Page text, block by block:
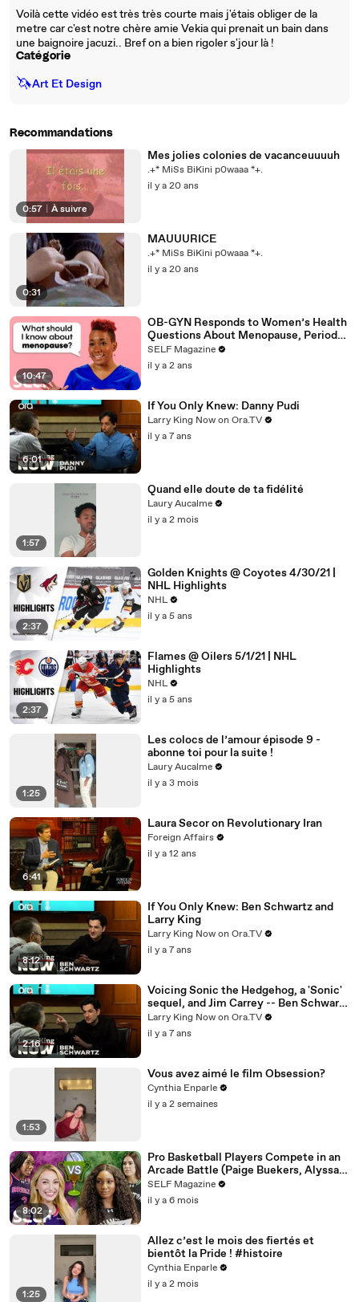
Voilà cette vidéo est très très courte mais j'étais obliger de la
metre car c'est notre chère amie Vekia qui prenait un bain dans
une baignoire jacuzi.. Bref on a bien rigoler s'jour là !
Catégorie
🦄Art Et Design
Recommandations
0:57 À suivre
Mes jolies colonies de vacanceuuuuh
.+* MiSs BiKini p0waaa *+.
il y a 20 ans
0:31
MAUUURICE
.+* MiSs BiKini p0waaa *+.
il y a 20 ans
10:47
OB-GYN Responds to Women’s Health
Questions About Menopause, Periods
& More
SELF Magazine
il y a 2 ans
6:01
If You Only Knew: Danny Pudi
Larry King Now on Ora.TV
il y a 7 ans
1:57
Quand elle doute de ta fidélité
Laury Aucalme
il y a 2 mois
2:37
Golden Knights @ Coyotes 4/30/21 |
NHL Highlights
NHL
il y a 5 ans
2:37
Flames @ Oilers 5/1/21 | NHL
Highlights
NHL
il y a 5 ans
1:25
Les colocs de l’amour épisode 9 -
abonne toi pour la suite !
Laury Aucalme
il y a 3 mois
6:41
Laura Secor on Revolutionary Iran
Foreign Affairs
il y a 12 ans
8:12
If You Only Knew: Ben Schwartz and
Larry King
Larry King Now on Ora.TV
il y a 7 ans
2:16
Voicing Sonic the Hedgehog, a 'Sonic'
sequel, and Jim Carrey -- Ben Schwartz
answers your social media questions
Larry King Now on Ora.TV
il y a 7 ans
1:53
Vous avez aimé le film Obsession?
Cynthia Enparle
il y a 2 semaines
8:02
Pro Basketball Players Compete in an
Arcade Battle (Paige Buekers, Alyssa
Thomas & More)
SELF Magazine
il y a 6 mois
1:25
Allez c’est le mois des fiertés et
bientôt la Pride ! #histoire
Cynthia Enparle
il y a 2 mois